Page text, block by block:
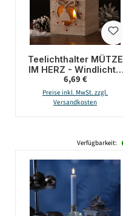
Teelichthalter MÜTZE
IM HERZ - Windlicht -
Holz - mit Glaseinsatz
- H: 9cm - natur, rot
Regulärer Preis:
6,69 €
Preise inkl. MwSt. zzgl.
Versandkosten
Verfügbarkeit: